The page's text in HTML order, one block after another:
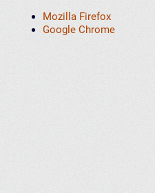
Mozilla Firefox
Google Chrome